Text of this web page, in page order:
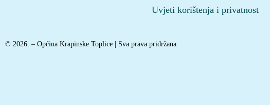
Uvjeti korištenja i privatnost
© 2026. – Općina Krapinske Toplice | Sva prava pridržana.